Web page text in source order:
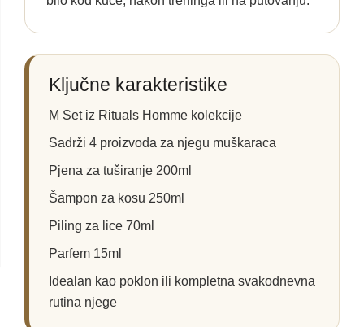
Ključne karakteristike
M Set iz Rituals Homme kolekcije
Sadrži 4 proizvoda za njegu muškaraca
Pjena za tuširanje 200ml
Šampon za kosu 250ml
Piling za lice 70ml
Parfem 15ml
Idealan kao poklon ili kompletna svakodnevna
rutina njege